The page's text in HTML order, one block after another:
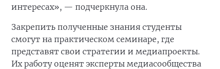
интересах», — подчеркнула она.
Закрепить полученные знания студенты
смогут на практическом семинаре, где
представят свои стратегии и медиапроекты.
Их работу оценят эксперты медиасообщества